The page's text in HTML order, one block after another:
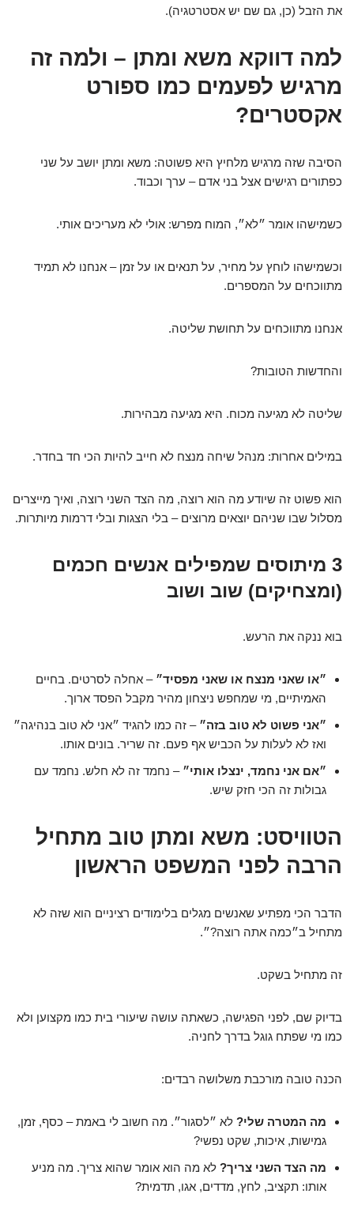
את הזבל (כן, גם שם יש אסטרטגיה).
למה דווקא משא ומתן – ולמה זה
מרגיש לפעמים כמו ספורט
אקסטרים?
הסיבה שזה מרגיש מלחיץ היא פשוטה: משא ומתן יושב על שני
כפתורים רגישים אצל בני אדם – ערך וכבוד.
כשמישהו אומר ״לא״, המוח מפרש: אולי לא מעריכים אותי.
וכשמישהו לוחץ על מחיר, על תנאים או על זמן – אנחנו לא תמיד
מתווכחים על המספרים.
אנחנו מתווכחים על תחושת שליטה.
והחדשות הטובות?
שליטה לא מגיעה מכוח. היא מגיעה מבהירות.
במילים אחרות: מנהל שיחה מנצח לא חייב להיות הכי חד בחדר.
הוא פשוט זה שיודע מה הוא רוצה, מה הצד השני רוצה, ואיך מייצרים
מסלול שבו שניהם יוצאים מרוצים – בלי הצגות ובלי דרמות מיותרות.
3 מיתוסים שמפילים אנשים חכמים
(ומצחיקים) שוב ושוב
בוא ננקה את הרעש.
״או שאני מנצח או שאני מפסיד״ – אחלה לסרטים. בחיים
האמיתיים, מי שמחפש ניצחון מהיר מקבל הפסד ארוך.
״אני פשוט לא טוב בזה״ – זה כמו להגיד ״אני לא טוב בנהיגה״
ואז לא לעלות על הכביש אף פעם. זה שריר. בונים אותו.
״אם אני נחמד, ינצלו אותי״ – נחמד זה לא חלש. נחמד עם
גבולות זה הכי חזק שיש.
הטוויסט: משא ומתן טוב מתחיל
הרבה לפני המשפט הראשון
הדבר הכי מפתיע שאנשים מגלים בלימודים רציניים הוא שזה לא
מתחיל ב״כמה אתה רוצה?״.
זה מתחיל בשקט.
בדיוק שם, לפני הפגישה, כשאתה עושה שיעורי בית כמו מקצוען ולא
כמו מי שפתח גוגל בדרך לחניה.
הכנה טובה מורכבת משלושה רבדים:
מה המטרה שלי? לא ״לסגור״. מה חשוב לי באמת – כסף, זמן,
גמישות, איכות, שקט נפשי?
מה הצד השני צריך? לא מה הוא אומר שהוא צריך. מה מניע
אותו: תקציב, לחץ, מדדים, אגו, תדמית?